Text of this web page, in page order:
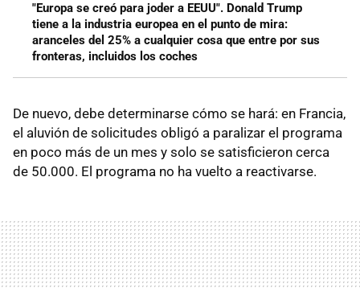
"Europa se creó para joder a EEUU". Donald Trump
tiene a la industria europea en el punto de mira:
aranceles del 25% a cualquier cosa que entre por sus
fronteras, incluidos los coches
De nuevo, debe determinarse cómo se hará: en Francia,
el aluvión de solicitudes obligó a paralizar el programa
en poco más de un mes y solo se satisficieron cerca
de 50.000. El programa no ha vuelto a reactivarse.